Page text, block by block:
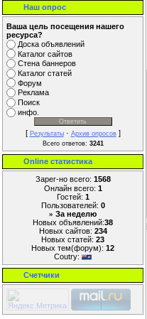
Наш опрос
Ваша цель посещения нашего
ресурса?
Доска объявлений
Каталог сайтов
Стена баннеров
Каталог статей
Форум
Реклама
Поиск
инфо.
[ Результаты· Архив опросов]
Всего ответов: 3241
Online cтатистика
Зарег-но всего: 1568
Онлайн всего: 1
Гостей: 1
Пользователей: 0
» За неделю
Новых объявлений:38
Новых сайтов: 234
Новых статей: 23
Новых тем(форум): 12
Coutry:
Счетчики